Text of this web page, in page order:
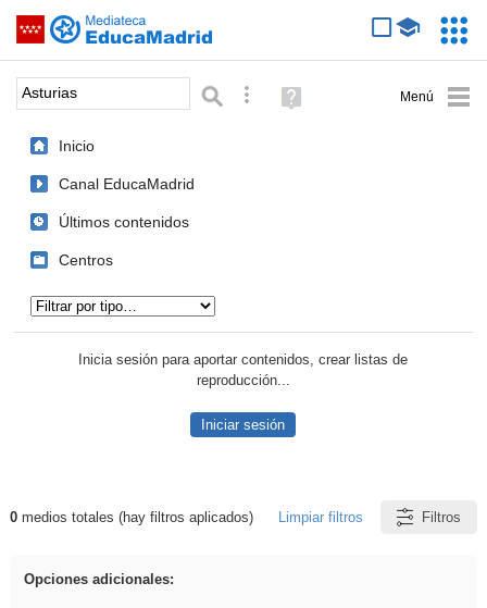
Saltar navegación
Palabra o frase: Búsqueda avanzada
Ayuda
(en
Inicio
Canal EducaMadrid
Últimos contenidos
Centros
Inicia sesión para aportar contenidos, crear listas de
reproducción...
Iniciar sesión
Resultados de: Asturias
0medios totales (hay filtros aplicados) Limpiar filtros Filtros
Opciones adicionales: